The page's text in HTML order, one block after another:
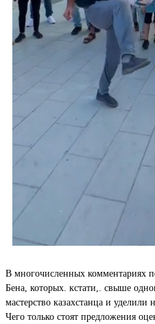
В многочисленных комментариях
Бена, которых. кстати,. свыше
мастерство казахстанца и
Чего только стоят предложения